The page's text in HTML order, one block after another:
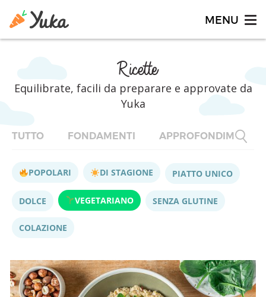
Ricette
Equilibrate, facili da preparare e approvate da
Yuka
TUTTO FONDAMENTI APPROFONDIMENTI
POPOLARI DI STAGIONE PIATTO UNICO
DOLCE VEGETARIANO SENZA GLUTINE
COLAZIONE